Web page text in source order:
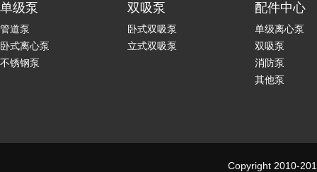
单级泵
管道泵
卧式离心泵
不锈钢泵
双吸泵
卧式双吸泵
立式双吸泵
配件中心
单级离心泵
双吸泵
消防泵
其他泵
Copyright 2010-